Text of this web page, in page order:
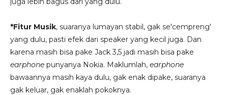
*Fitur Musik, suaranya lumayan stabil, gak se'cempreng'
yang dulu, pasti efek dari speaker yang kecil juga. Dan
karena masih bisa pake Jack 3,5 jadi masih bisa pake
earphone punyanya Nokia. Maklumlah, earphone
bawaannya masih kaya dulu, gak enak dipake, suaranya
gak keluar, gak enaklah pokoknya.